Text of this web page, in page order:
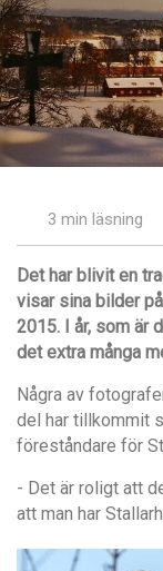
3 min läsning
Det har blivit en
visar sina bilder
2015. I år, som är
det extra många
Några av
del har tillkommit
föreståndare för
- Det är roligt att
att man har